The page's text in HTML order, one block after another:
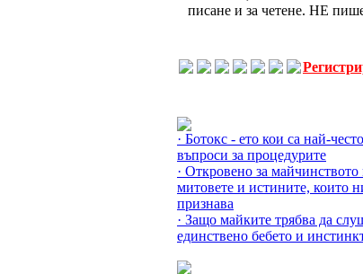
писане и за четене. НЕ
· Ботокс - ето кои са най-
въпроси за процедурите
· Откровено за
митовете и истините, които
признава
· Защо майките трябва да
единствено бебето и